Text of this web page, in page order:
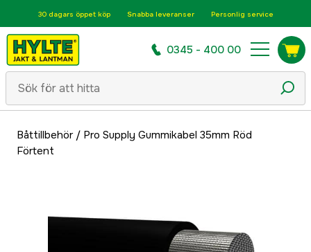
30 dagars öppet köp Snabba leveranser Personlig service
0345 - 400 00
Båttillbehör/ Pro Supply Gummikabel 35mm Röd
Förtent